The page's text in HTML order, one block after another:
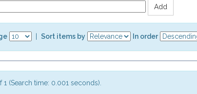
Sort items by In order
1 (Search time: 0.001 seconds).